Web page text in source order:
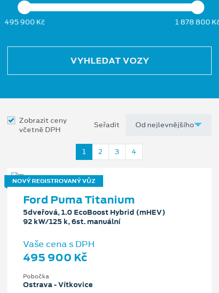
495 900 Kč 1 878 800
VYHLEDAT VOZY
Zobrazit ceny
včetně DPH
Seřadit
1 2 3 4
NOVÝ REGISTROVANÝ VŮZ
Ford Puma Titanium
5dveřová, 1.0 EcoBoost Hybrid (mHEV)
92 kW/125 k, 6st. manuální
Vaše cena s DPH
495 900 Kč
Pobočka
Ostrava - Vítkovice